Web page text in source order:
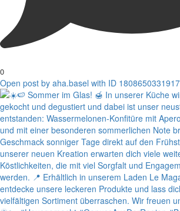
0
Open post by aha.basel with ID